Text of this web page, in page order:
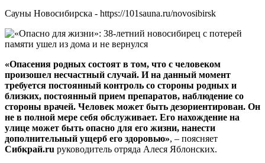
Сауны Новосибирска - https://101sauna.ru/novosibirsk
«Опасения родных состоят в том, что с человеком
произошел несчастный случай. И на данный момент
требуется постоянный контроль со стороны родных и
близких, постоянный прием препаратов, наблюдение со
стороны врачей. Человек может быть дезориентирован. Он
не в полной мере себя обслуживает. Его нахождение на
улице может быть опасно для его жизни, нанести
дополнительный ущерб его здоровью», – поясняет
Сибкрай.ru руководитель отряда Алеся Яблонских.